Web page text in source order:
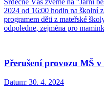
2024 od 16:00 hodin na školní
programem děti z mateřské
odpoledne, zejména pro
Přerušení provozu MŠ
Datum: 30. 4. 2024